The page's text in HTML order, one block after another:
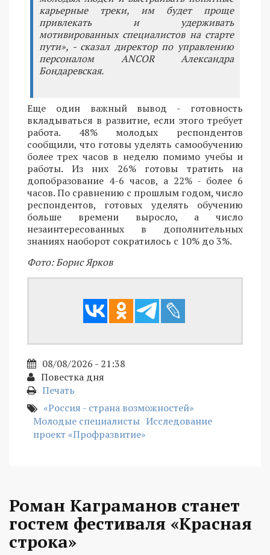
карьерные треки, им будет проще
привлекать и удерживать
мотивированных специалистов на старте
пути», - сказал директор по управлению
персоналом ANCOR Александра
Бондаревская.
Еще один важный вывод - готовность
вкладываться в развитие, если этого требует
работа. 48% молодых респондентов
сообщили, что готовы уделять самообучению
более трех часов в неделю помимо учебы и
работы. Из них 26% готовы тратить на
допобразование 4-6 часов, а 22% - более 6
часов. По сравнению с прошлым годом, число
респондентов, готовых уделять обучению
больше времени выросло, а число
незаинтересованных в дополнительных
знаниях наоборот сократилось с 10% до 3%.
Фото: Борис Ярков
08/08/2026 - 21:38
Повестка дня
Печать
«Россия - страна возможностей»
Молодые специалисты Исследование
проект «Профразвитие»
Роман Каграманов станет
гостем фестиваля «Красная
строка»